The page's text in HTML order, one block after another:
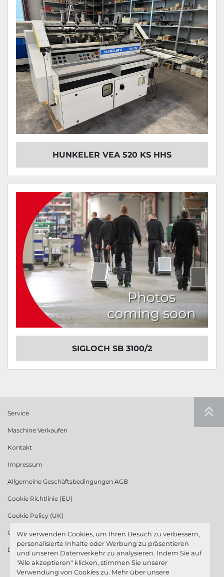
Wir verwenden Cookies, um Ihren Besuch zu verbessern,
personalisierte Inhalte oder Werbung zu präsentieren
und unseren Datenverkehr zu analysieren. Indem Sie auf
"Alle akzeptieren" klicken, stimmen Sie unserer
Verwendung von Cookies zu. Mehr über unsere
Modell
HUNKELER VEA 520 KS HHS
SIGLOCH SB 3100/2
Service
Maschine Verkaufen
Kontakt
Impressum
Allgemeine Geschäftsbedingungen AGB
Cookie Richtlinie (EU)
Cookie Policy (UK)
Cookie Richtlinie (US)
Datenschutzerklärung